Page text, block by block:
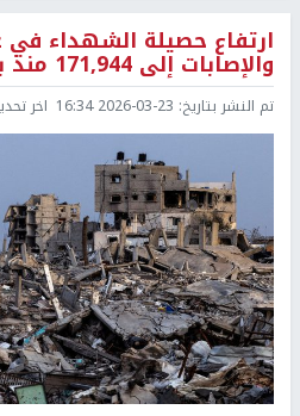
والإصابات إلى 171,944 منذ بدء العدوان
تم النشر بتاريخ: 2026-03-23 16:34 اخر